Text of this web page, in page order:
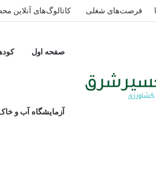
فرصت‌های شغلی کاتالوگ‌های آنلاین
صفحه اول
آزمایشگاه آب و